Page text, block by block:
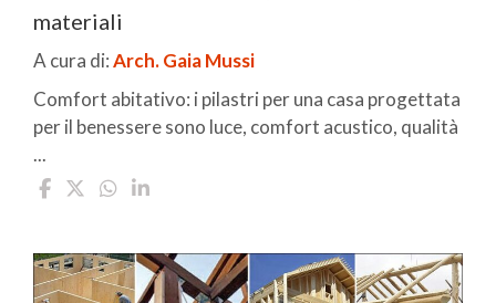
materiali
A cura di:Arch. Gaia Mussi
Comfort abitativo: i pilastri per una casa progettata
per il benessere sono luce, comfort acustico, qualità
...